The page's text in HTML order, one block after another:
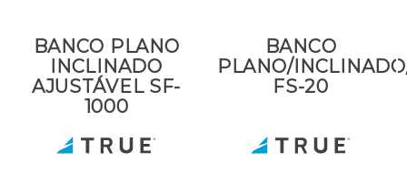
BANCO PLANO
INCLINADO
AJUSTÁVEL SF-
1000
BANCO
PLANO/
FS-20